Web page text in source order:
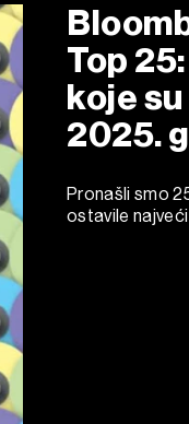
Top
koje
2025.
Pronašli smo
ostavile